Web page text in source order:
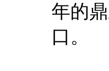
年的
口。